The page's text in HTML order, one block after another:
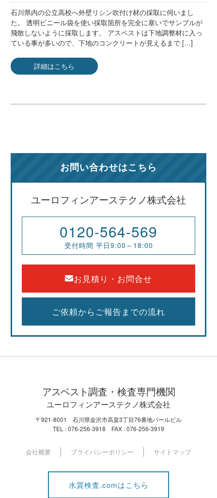
石川県内の公立高校へ外壁リシン吹付け材の採取に伺いまし
た。 透明ビニール袋を使い採取箇所を完全に塞いでサンプルが
飛散しないように採取します。 アスベストは下地調整材に入っ
ている事が多いので、下地のコンクリートが見えるまで […]
詳細はこちら
お問い合わせはこちら
ユーロフィンアーステクノ株式会社
0120-564-569
受付時間 平日9:00～18:00
お見積り・お問合せ
ご依頼からご報告までの流れ
アスベスト調査・検査専門機関
ユーロフィンアーステクノ株式会社
〒921-8001 石川県金沢市高畠3丁目76番地パールビル
TEL : 076-256-3918 FAX : 076-256-3919
会社概要 プライバシーポリシー サイトマップ
水質検査.comはこちら